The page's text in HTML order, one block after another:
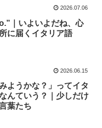
2026.07.06
｜いよいよだね、心
に届くイタリア語
2026.06.15
ようかな？」ってイタ
んていう？｜少しだけ
葉たち